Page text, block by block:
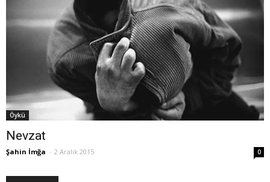
Öykü
Nevzat
Şahin İmğa - 2 Aralık 2015 0